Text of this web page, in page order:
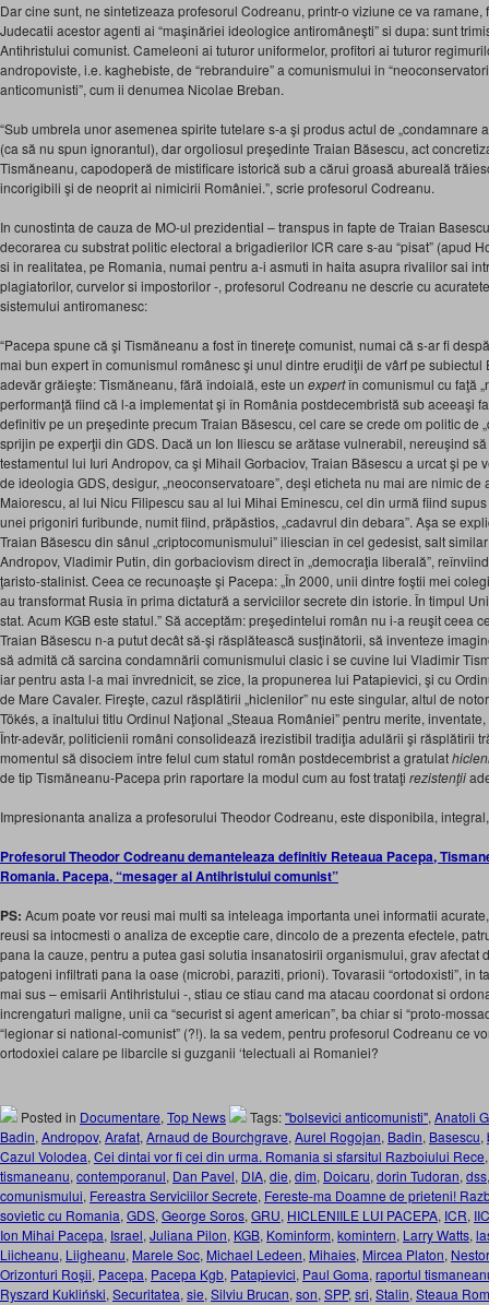
Dar cine sunt, ne sintetizeaza profesorul Codreanu, printr-o viziune ce va
Judecatii acestor agenti ai “maşinăriei ideologice antiromâneşti” si dupa: sunt
Antihristului comunist. Cameleoni ai tuturor uniformelor, profitori ai tuturor
andropoviste, i.e. kaghebiste, de “rebranduire” a comunismului in
anticomunisti”, cum ii denumea Nicolae Breban.
“Sub umbrela unor asemenea spirite tutelare s-⁠a şi produs actul de „condamnare
(ca să nu spun ignorantul), dar orgoliosul preşedinte Traian Băsescu, act
Tismăneanu, capodoperă de mistificare istorică sub a cărui groasă abureală
incorigibili şi de neoprit ai nimicirii României.”, scrie profesorul Codreanu.
In cunostinta de cauza de MO-ul prezidential – transpus in fapte de Traian
decorarea cu substrat politic electoral a brigadierilor ICR care s-au “pisat” (apud
si in realitatea, pe Romania, numai pentru a-i asmuti in haita asupra rivalilor sai
plagiatorilor, curvelor si impostorilor -, profesorul Codreanu ne descrie cu
sistemului antiromanesc:
“Pacepa spune că şi Tismăneanu a fost în tinereţe comunist, numai că s-ar fi
mai bun expert în comunismul românesc şi unul dintre erudiţii de vârf pe subiectul
adevăr grăieşte: Tismăneanu, fără îndoială, este un expertîn comunismul cu faţă
performanţă fiind că l-a implementat şi în România postdecembristă sub aceeaşi
definitiv pe un preşedinte precum Traian Băsescu, cel care se crede om politic de
sprijin pe experţii din GDS. Dacă un Ion Iliescu se arătase vulnerabil, nereuşind
testamentul lui Iuri Andropov, ca şi Mihail Gorbaciov, Traian Băsescu a urcat şi pe
de ideologia GDS, desigur, „neoconservatoare”, deşi eticheta nu mai are nimic
Maiorescu, al lui Nicu Filipescu sau al lui Mihai Eminescu, cel din urmă fiind
unei prigoniri furibunde, numit fiind, prăpăstios, „cadavrul din debara”. Aşa se
Traian Băsescu din sânul „criptocomunismului” iliescian în cel gedesist, salt
Andropov, Vladimir Putin, din gorbaciovism direct în „democraţia liberală”,
ţaristo-stalinist. Ceea ce recunoaşte şi Pacepa: „În 2000, unii dintre foştii mei
au transformat Rusia în prima dictatură a serviciilor secrete din istorie. În timpul
stat. Acum KGB este statul.” Să acceptăm: preşedintelui român nu i-a reuşit ceea
Traian Băsescu n-a putut decât să-şi răsplătească susţinătorii, să inventeze
să admită că sarcina condamnării comunismului clasic i se cuvine lui Vladimir
iar pentru asta l-a mai învrednicit, se zice, la propunerea lui Patapievici, şi cu
de Mare Cavaler. Fireşte, cazul răsplătirii „hiclenilor” nu este singular, altul de
Tökés, a înaltului titlu Ordinul Naţional „Steaua României” pentru merite,
Într-adevăr, politicienii români consolidează irezistibil tradiţia adulării şi răsplătirii
momentul să disociem între felul cum statul român postdecembrist a gratulat
de tip Tismăneanu-Pacepa prin raportare la modul cum au fost trataţi rezistenţii
Impresionanta analiza a profesorului Theodor Codreanu, este disponibila,
Profesorul Theodor Codreanu demanteleaza definitiv Reteaua Pacepa,
Romania. Pacepa, “mesager al Antihristului comunist”
PS: Acum poate vor reusi mai multi sa inteleaga importanta unei informatii
reusi sa intocmesti o analiza de exceptie care, dincolo de a prezenta efectele,
pana la cauze, pentru a putea gasi solutia insanatosirii organismului, grav afectat
patogeni infiltrati pana la oase (microbi, paraziti, prioni). Tovarasii “ortodoxisti”, in
mai sus – emisarii Antihristului -, stiau ce stiau cand ma atacau coordonat si
increngaturi maligne, unii ca “securist si agent american”, ba chiar si “proto-
“legionar si national-comunist” (?!). Ia sa vedem, pentru profesorul Codreanu ce
ortodoxiei calare pe libarcile si guzganii ‘telectuali ai Romaniei?
Posted in Documentare, Top News Tags:"bolsevici anticomunisti", Anatoli
Badin, Andropov, Arafat, Arnaud de Bourchgrave, Aurel Rogojan, Badin, Basescu,
Cazul Volodea, Cei dintai vor fi cei din urma. Romania si sfarsitul Razboiului Rece
tismaneanu, contemporanul, Dan Pavel, DIA, die, dim, Doicaru, dorin Tudoran, dss
comunismului, Fereastra Serviciilor Secrete, Fereste-ma Doamne de prieteni!
sovietic cu Romania, GDS, George Soros, GRU, HICLENIILE LUI PACEPA, ICR,
Ion Mihai Pacepa, Israel, Juliana Pilon, KGB, Kominform, komintern, Larry Watts,
Liicheanu, Liigheanu, Marele Soc, Michael Ledeen, Mihaies, Mircea Platon,
Orizonturi Roşii, Pacepa, Pacepa Kgb, Patapievici, Paul Goma, raportul
Ryszard Kukliński, Securitatea, sie, Silviu Brucan, son, SPP, sri, Stalin, Steaua